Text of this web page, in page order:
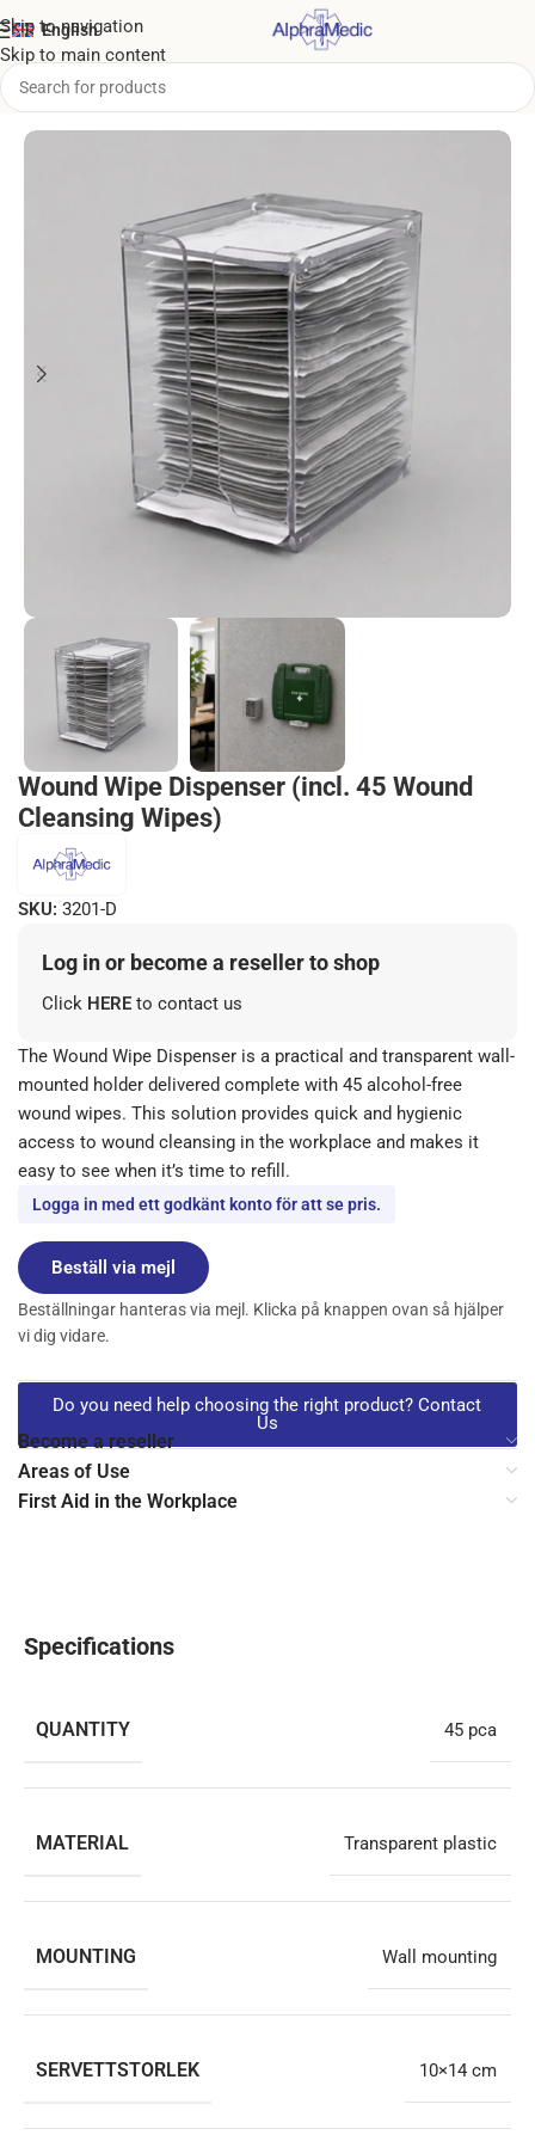
Skip to navigation
Skip to main content
English
Dispensing solution
Wound Wipe Dispenser (incl. 45 Wound
Cleansing Wipes)
SKU: 3201-D
Log in or become a reseller to shop
Click HERE to contact us
The Wound Wipe Dispenser is a practical and transparent wall-
mounted holder delivered complete with 45 alcohol-free
wound wipes. This solution provides quick and hygienic
access to wound cleansing in the workplace and makes it
easy to see when it’s time to refill.
Logga in med ett godkänt konto för att se pris.
Beställ via mejl
Beställningar hanteras via mejl. Klicka på knappen ovan så hjälper
vi dig vidare.
Do you need help choosing the right product? Contact
Us
Become a reseller
Areas of Use
First Aid in the Workplace
Specifications
QUANTITY 45 pca
MATERIAL Transparent plastic
MOUNTING Wall mounting
SERVETTSTORLEK 10×14 cm